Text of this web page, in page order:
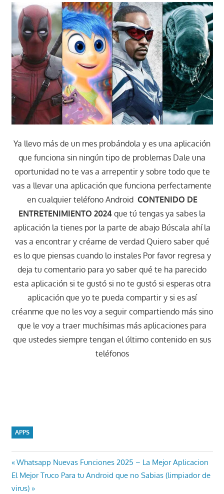
Ya llevo más de un mes probándola y es una aplicación
que funciona sin ningún tipo de problemas Dale una
oportunidad no te vas a arrepentir y sobre todo que te
vas a llevar una aplicación que funciona perfectamente
en cualquier teléfono Android CONTENIDO DE
ENTRETENIMIENTO 2024 que tú tengas ya sabes la
aplicación la tienes por la parte de abajo Búscala ahí la
vas a encontrar y créame de verdad Quiero saber qué
es lo que piensas cuando lo instales Por favor regresa y
deja tu comentario para yo saber qué te ha parecido
esta aplicación si te gustó si no te gustó si esperas otra
aplicación que yo te pueda compartir y si es así
créanme que no les voy a seguir compartiendo más sino
que le voy a traer muchísimas más aplicaciones para
que ustedes siempre tengan el último contenido en sus
teléfonos
APPS
Navegación
de
Entrada
anterior:
Whatsapp Nuevas Funciones 2025 – La Mejor Aplicacion
Entrada
siguiente:
El Mejor Truco Para tu Android que no Sabias (limpiador de
virus)